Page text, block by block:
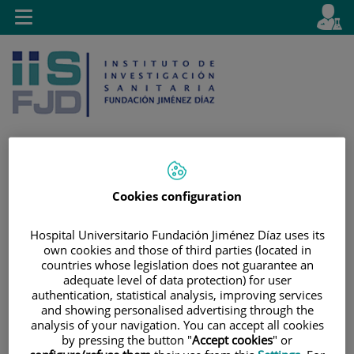
Saltar al contenido
contenido
idioma
activo
es
Toggle
navigation
Cookies configuration
Hospital Universitario Fundación Jiménez Díaz uses its
own cookies and those of third parties (located in
countries whose legislation does not guarantee an
adequate level of data protection) for user
authentication, statistical analysis, improving services
and showing personalised advertising through the
analysis of your navigation. You can accept all cookies
by pressing the button "Accept cookies" or